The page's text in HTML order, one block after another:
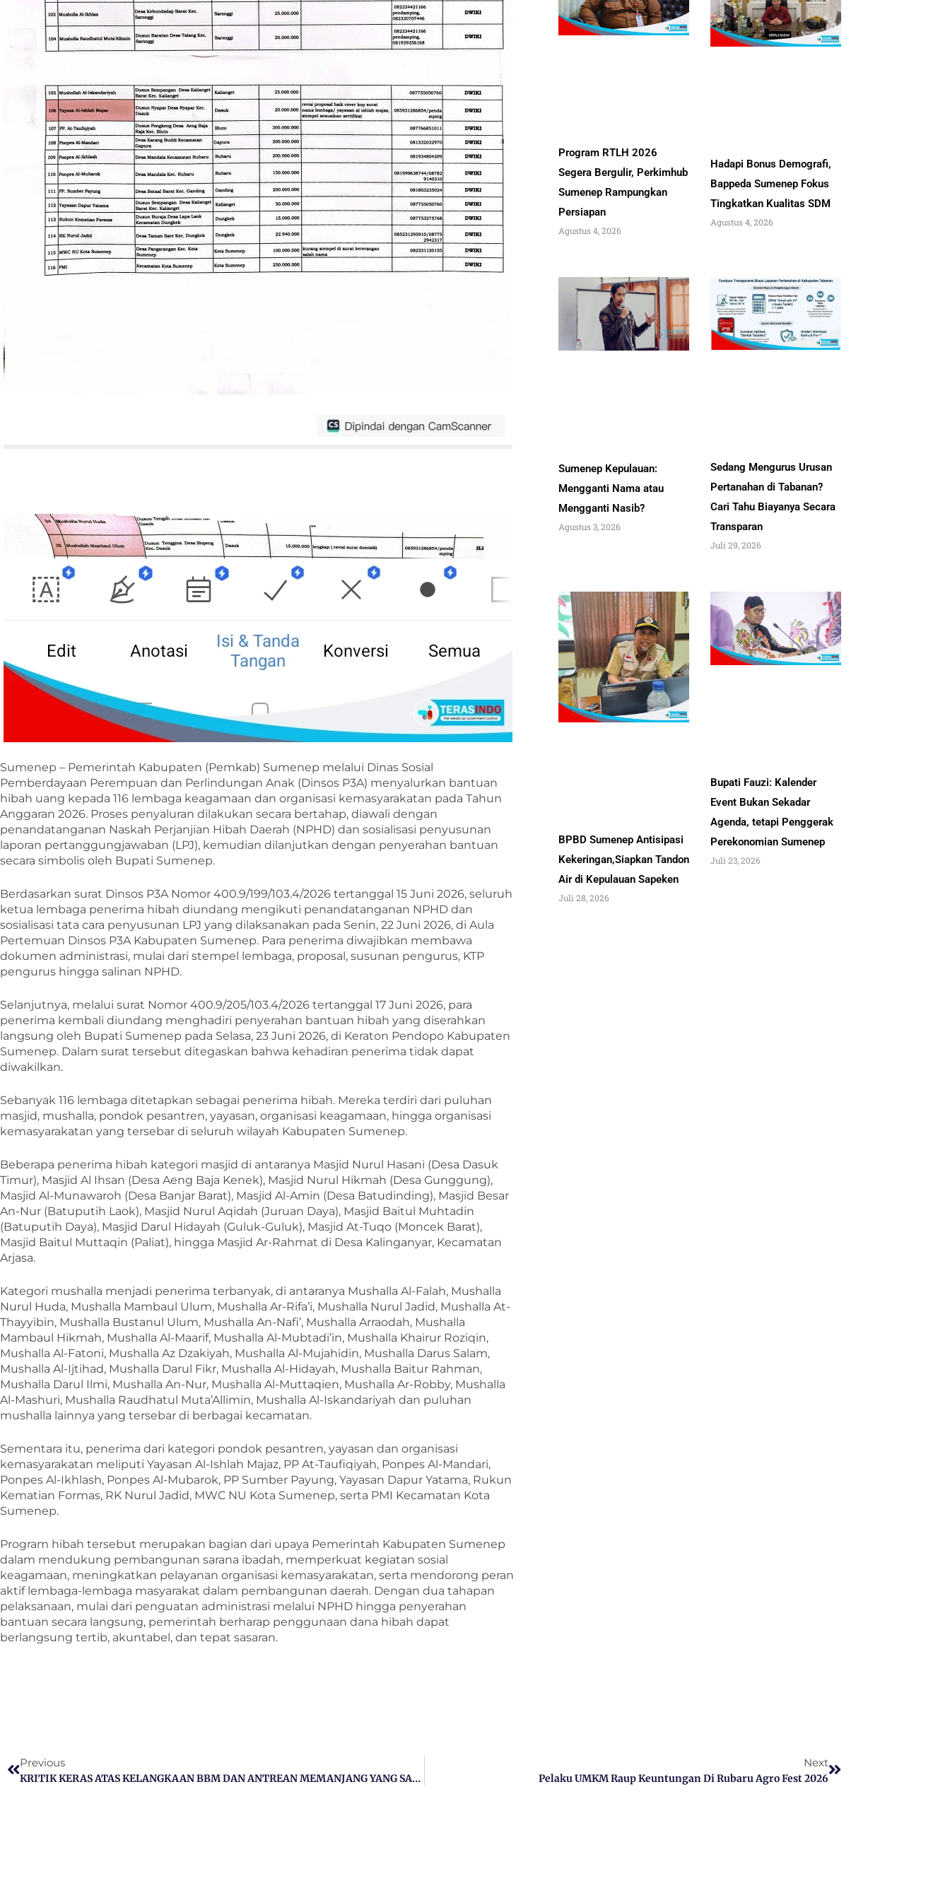
Sumenep – Pemerintah Kabupaten (Pemkab) Sumenep melalui Dinas Sosial
Pemberdayaan Perempuan dan Perlindungan Anak (Dinsos P3A) menyalurkan bantuan
hibah uang kepada 116 lembaga keagamaan dan organisasi kemasyarakatan pada Tahun
Anggaran 2026. Proses penyaluran dilakukan secara bertahap, diawali dengan
penandatanganan Naskah Perjanjian Hibah Daerah (NPHD) dan sosialisasi penyusunan
laporan pertanggungjawaban (LPJ), kemudian dilanjutkan dengan penyerahan bantuan
secara simbolis oleh Bupati Sumenep.
Berdasarkan surat Dinsos P3A Nomor 400.9/199/103.4/2026 tertanggal 15 Juni 2026, seluruh
ketua lembaga penerima hibah diundang mengikuti penandatanganan NPHD dan
sosialisasi tata cara penyusunan LPJ yang dilaksanakan pada Senin, 22 Juni 2026, di Aula
Pertemuan Dinsos P3A Kabupaten Sumenep. Para penerima diwajibkan membawa
dokumen administrasi, mulai dari stempel lembaga, proposal, susunan pengurus, KTP
pengurus hingga salinan NPHD.
Selanjutnya, melalui surat Nomor 400.9/205/103.4/2026 tertanggal 17 Juni 2026, para
penerima kembali diundang menghadiri penyerahan bantuan hibah yang diserahkan
langsung oleh Bupati Sumenep pada Selasa, 23 Juni 2026, di Keraton Pendopo Kabupaten
Sumenep. Dalam surat tersebut ditegaskan bahwa kehadiran penerima tidak dapat
diwakilkan.
Sebanyak 116 lembaga ditetapkan sebagai penerima hibah. Mereka terdiri dari puluhan
masjid, mushalla, pondok pesantren, yayasan, organisasi keagamaan, hingga organisasi
kemasyarakatan yang tersebar di seluruh wilayah Kabupaten Sumenep.
Beberapa penerima hibah kategori masjid di antaranya Masjid Nurul Hasani (Desa Dasuk
Timur), Masjid Al Ihsan (Desa Aeng Baja Kenek), Masjid Nurul Hikmah (Desa Gunggung),
Masjid Al-Munawaroh (Desa Banjar Barat), Masjid Al-Amin (Desa Batudinding), Masjid Besar
An-Nur (Batuputih Laok), Masjid Nurul Aqidah (Juruan Daya), Masjid Baitul Muhtadin
(Batuputih Daya), Masjid Darul Hidayah (Guluk-Guluk), Masjid At-Tuqo (Moncek Barat),
Masjid Baitul Muttaqin (Paliat), hingga Masjid Ar-Rahmat di Desa Kalinganyar, Kecamatan
Arjasa.
Kategori mushalla menjadi penerima terbanyak, di antaranya Mushalla Al-Falah, Mushalla
Nurul Huda, Mushalla Mambaul Ulum, Mushalla Ar-Rifa’i, Mushalla Nurul Jadid, Mushalla At-
Thayyibin, Mushalla Bustanul Ulum, Mushalla An-Nafi’, Mushalla Arraodah, Mushalla
Mambaul Hikmah, Mushalla Al-Maarif, Mushalla Al-Mubtadi’in, Mushalla Khairur Roziqin,
Mushalla Al-Fatoni, Mushalla Az Dzakiyah, Mushalla Al-Mujahidin, Mushalla Darus Salam,
Mushalla Al-Ijtihad, Mushalla Darul Fikr, Mushalla Al-Hidayah, Mushalla Baitur Rahman,
Mushalla Darul Ilmi, Mushalla An-Nur, Mushalla Al-Muttaqien, Mushalla Ar-Robby, Mushalla
Al-Mashuri, Mushalla Raudhatul Muta’Allimin, Mushalla Al-Iskandariyah dan puluhan
mushalla lainnya yang tersebar di berbagai kecamatan.
Sementara itu, penerima dari kategori pondok pesantren, yayasan dan organisasi
kemasyarakatan meliputi Yayasan Al-Ishlah Majaz, PP At-Taufiqiyah, Ponpes Al-Mandari,
Ponpes Al-Ikhlash, Ponpes Al-Mubarok, PP Sumber Payung, Yayasan Dapur Yatama, Rukun
Kematian Formas, RK Nurul Jadid, MWC NU Kota Sumenep, serta PMI Kecamatan Kota
Sumenep.
Program hibah tersebut merupakan bagian dari upaya Pemerintah Kabupaten Sumenep
dalam mendukung pembangunan sarana ibadah, memperkuat kegiatan sosial
keagamaan, meningkatkan pelayanan organisasi kemasyarakatan, serta mendorong peran
aktif lembaga-lembaga masyarakat dalam pembangunan daerah. Dengan dua tahapan
pelaksanaan, mulai dari penguatan administrasi melalui NPHD hingga penyerahan
bantuan secara langsung, pemerintah berharap penggunaan dana hibah dapat
berlangsung tertib, akuntabel, dan tepat sasaran.
Program RTLH 2026
Segera Bergulir, Perkimhub
Sumenep Rampungkan
Persiapan
Agustus 4, 2026
Hadapi Bonus Demografi,
Bappeda Sumenep Fokus
Tingkatkan Kualitas SDM
Agustus 4, 2026
Sumenep Kepulauan:
Mengganti Nama atau
Mengganti Nasib?
Agustus 3, 2026
Sedang Mengurus Urusan
Pertanahan di Tabanan?
Cari Tahu Biayanya Secara
Transparan
Juli 29, 2026
BPBD Sumenep Antisipasi
Kekeringan,Siapkan Tandon
Air di Kepulauan Sapeken
Juli 28, 2026
Bupati Fauzi: Kalender
Event Bukan Sekadar
Agenda, tetapi Penggerak
Perekonomian Sumenep
Juli 23, 2026
Previous
KRITIK KERAS ATAS KELANGKAAN BBM DAN ANTREAN MEMANJANG YANG SANGAT MENYUSAHKAN MASYARAKAT
Next
Pelaku UMKM Raup Keuntungan Di Rubaru Agro Fest 2026